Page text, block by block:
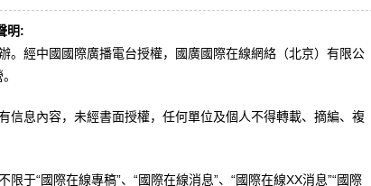
明:
。經中國國際廣播電台授權，國廣國際在線網絡（北京）有限公
信息內容，未經書面授權，任何單位及個人不得轉載、摘編、複
于“國際在線專稿”、“國際在線消息”、“國際在線XX消息”“國際